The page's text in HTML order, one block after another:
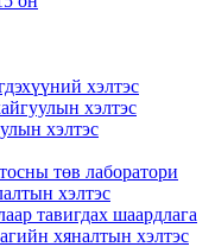
хэлтэс
хэлтэс
хэлтэс
төв лаборатори
хэлтэс
тавигдах шаардлага
хяналтын хэлтэс